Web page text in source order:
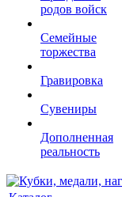
родов войск
Семейные
торжества
Гравировка
Сувениры
Дополненная
реальность